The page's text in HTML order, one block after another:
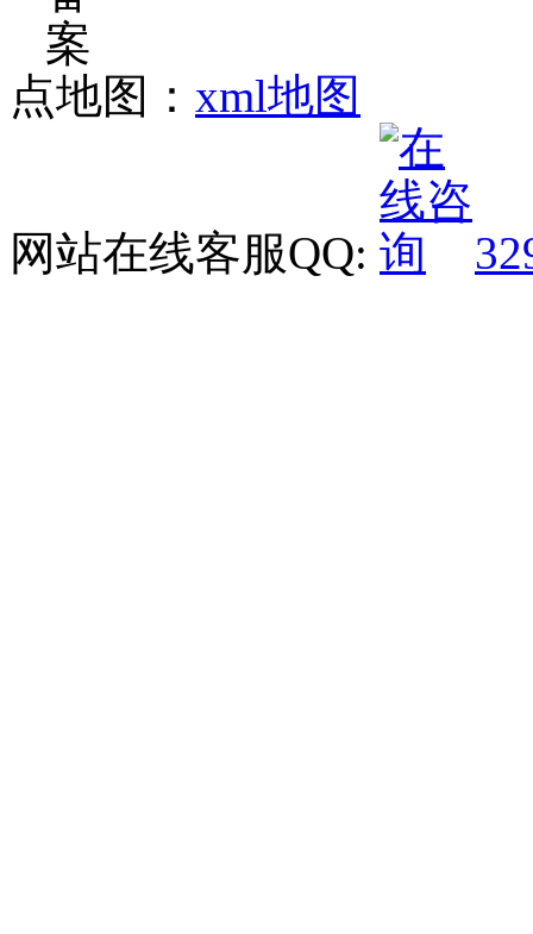
点地图： xml地图
网站在线客服QQ: